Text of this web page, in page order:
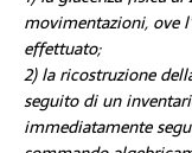
movimentazioni, ove
effettuato;
2) la ricostruzione
seguito di un
immediatamente